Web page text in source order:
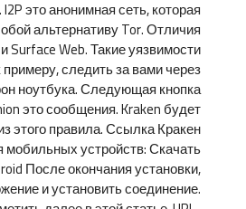
это анонимная сеть, которая
альтернативу Tor. Отличия
Surface Web. Такие уязвимости
следить за вами через
ноутбука. Следующая кнопка
это сообщения. Kraken будет
этого правила. Ссылка Кракен
мобильных устройств: Скачать
После окончания установки,
и установить соединение.